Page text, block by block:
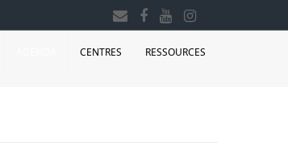
CENTRES RESSOURCES